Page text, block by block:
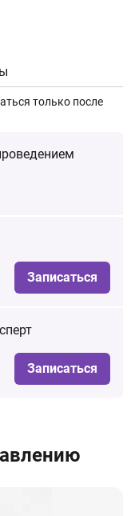
только после
Записаться
Записаться